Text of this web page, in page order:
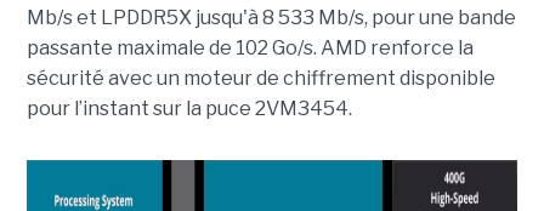
Mb/s et LPDDR5X jusqu'à 8 533 Mb/s, pour une bande
passante maximale de 102 Go/s. AMD renforce la
sécurité avec un moteur de chiffrement disponible
pour l’instant sur la puce 2VM3454.